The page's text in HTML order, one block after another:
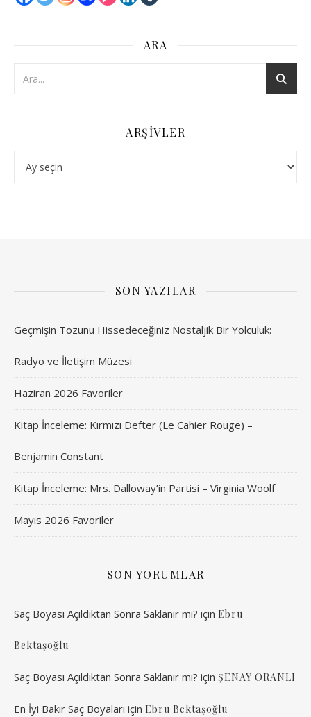
ARA
ARŞIVLER
SON YAZILAR
Geçmişin Tozunu Hissedeceğiniz Nostaljik Bir Yolculuk:
Radyo ve İletişim Müzesi
Haziran 2026 Favoriler
Kitap İnceleme: Kırmızı Defter (Le Cahier Rouge) –
Benjamin Constant
Kitap İnceleme: Mrs. Dalloway’in Partisi – Virginia Woolf
Mayıs 2026 Favoriler
SON YORUMLAR
Saç Boyası Açıldıktan Sonra Saklanır mı? için Ebru
Bektaşoğlu
Saç Boyası Açıldıktan Sonra Saklanır mı? için ŞENAY ORANLI
En İyi Bakır Saç Boyaları için Ebru Bektaşoğlu